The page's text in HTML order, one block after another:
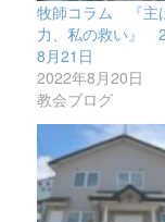
牧師コラム 『主
力、私の救い』
8月21日
2022年8月20日
教会ブログ